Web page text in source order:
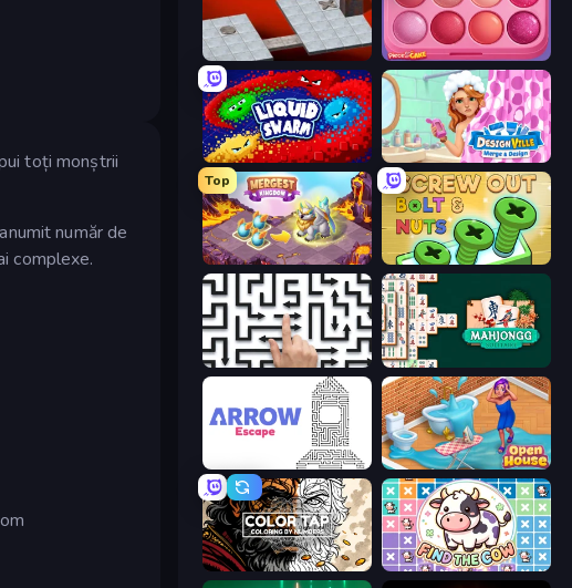
toți monștrii
număr de
complexe.
Bloxorz Piece of Cake: Merge and Bake
Liquid Swarm Designville: Merge & Design
Top
Mergest Kingdom Screw Out: Bolts and Nuts
Arrow Escape: Puzzle Mahjongg Solitaire
Arrow Escape Open House
Color Tap: Coloring by Numbers Find The Cow